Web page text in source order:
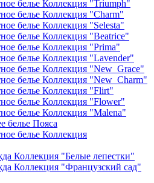
белье Коллекция "Triumph"
белье Коллекция "Charm"
белье Коллекция "Selesta"
белье Коллекция "Beatrice"
белье Коллекция "Prima"
белье Коллекция "Lavender"
белье Коллекция "New_Grace"
белье Коллекция "New_Charm"
белье Коллекция "Flirt"
белье Коллекция "Flower"
белье Коллекция "Malena"
белье Пояса
белье Коллекция
Коллекция "Белые лепестки"
Коллекция "Французский сад"